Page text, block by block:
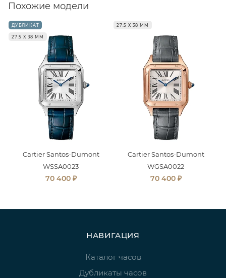
Похожие модели
ДУБЛИКАТ
27.5 Х 38 ММ
Cartier Santos-Dumont
WSSA0023
70 400 ₽
27.5 Х 38 ММ
Cartier Santos-Dumont
WGSA0022
70 400 ₽
НАВИГАЦИЯ
Каталог часов
Дубликаты часов